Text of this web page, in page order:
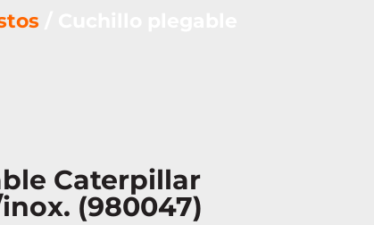
Caterpillar
(980047)